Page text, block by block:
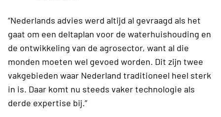
“Nederlands advies werd altijd al gevraagd als het
gaat om een deltaplan voor de waterhuishouding en
de ontwikkeling van de agrosector, want al die
monden moeten wel gevoed worden. Dit zijn twee
vakgebieden waar Nederland traditioneel heel sterk
in is. Daar komt nu steeds vaker technologie als
derde expertise bij.”